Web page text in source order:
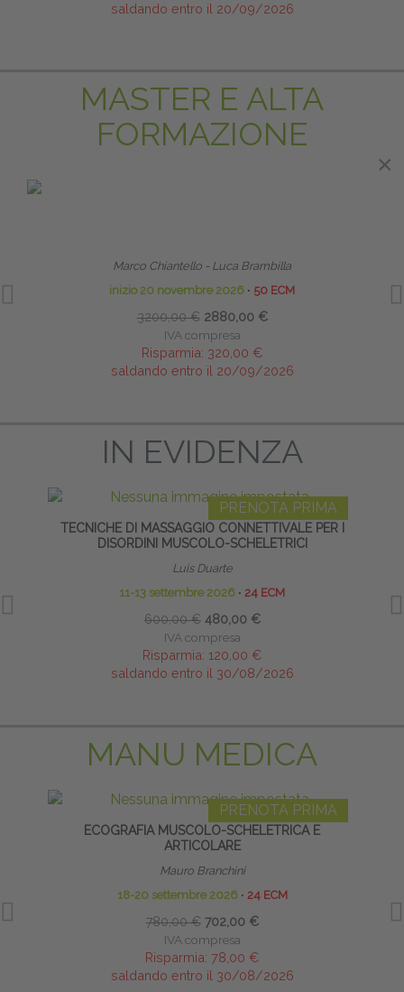
saldando entro il 20/09/2026
MASTER E ALTA
FORMAZIONE
Marco Chiantello - Luca Brambilla
inizio 20 novembre 2026 ∙ 50 ECM
3200,00 € 2880,00 €
IVA compresa
Risparmia: 320,00 €
saldando entro il 20/09/2026
IN EVIDENZA
PRENOTA PRIMA
TECNICHE DI MASSAGGIO CONNETTIVALE PER I
DISORDINI MUSCOLO-SCHELETRICI
Luis Duarte
11-13 settembre 2026 ∙ 24 ECM
600,00 € 480,00 €
IVA compresa
Risparmia: 120,00 €
saldando entro il 30/08/2026
MANU MEDICA
PRENOTA PRIMA
ECOGRAFIA MUSCOLO-SCHELETRICA E
ARTICOLARE
Mauro Branchini
18-20 settembre 2026 ∙ 24 ECM
780,00 € 702,00 €
IVA compresa
Risparmia: 78,00 €
saldando entro il 30/08/2026
×
×